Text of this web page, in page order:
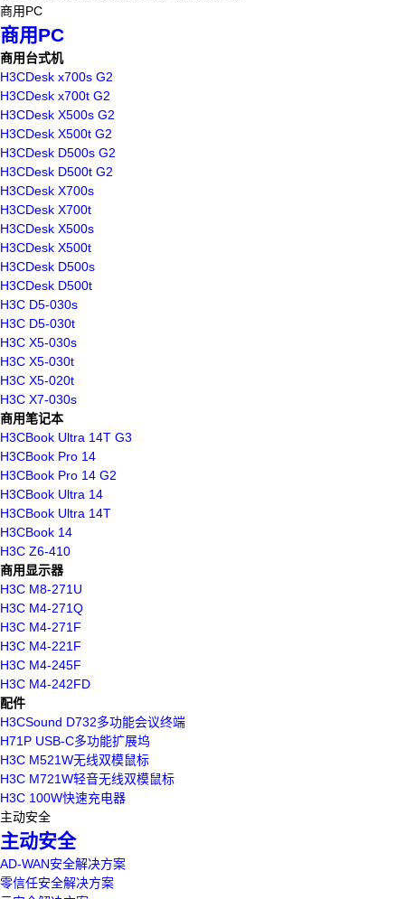
商用PC
商用PC
商用台式机
H3CDesk x700s G2
H3CDesk x700t G2
H3CDesk X500s G2
H3CDesk X500t G2
H3CDesk D500s G2
H3CDesk D500t G2
H3CDesk X700s
H3CDesk X700t
H3CDesk X500s
H3CDesk X500t
H3CDesk D500s
H3CDesk D500t
H3C D5-030s
H3C D5-030t
H3C X5-030s
H3C X5-030t
H3C X5-020t
H3C X7-030s
商用笔记本
H3CBook Ultra 14T G3
H3CBook Pro 14
H3CBook Pro 14 G2
H3CBook Ultra 14
H3CBook Ultra 14T
H3CBook 14
H3C Z6-410
商用显示器
H3C M8-271U
H3C M4-271Q
H3C M4-271F
H3C M4-221F
H3C M4-245F
H3C M4-242FD
配件
H3CSound D732多功能会议终端
H71P USB-C多功能扩展坞
H3C M521W无线双模鼠标
H3C M721W轻音无线双模鼠标
H3C 100W快速充电器
主动安全
主动安全
AD-WAN安全解决方案
零信任安全解决方案